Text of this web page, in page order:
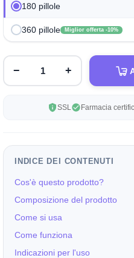
180 pillole
360 pillole Miglior offerta -10%
− +
SSL Farmacia
INDICE DEI CONTENUTI
Cos'è questo prodotto?
Composizione del prodotto
Come si usa
Come funziona
Indicazioni per l'uso